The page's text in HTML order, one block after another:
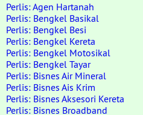
Perlis: Agen Hartanah
Perlis: Bengkel Basikal
Perlis: Bengkel Besi
Perlis: Bengkel Kereta
Perlis: Bengkel Motosikal
Perlis: Bengkel Tayar
Perlis: Bisnes Air Mineral
Perlis: Bisnes Ais Krim
Perlis: Bisnes Aksesori Kereta
Perlis: Bisnes Broadband